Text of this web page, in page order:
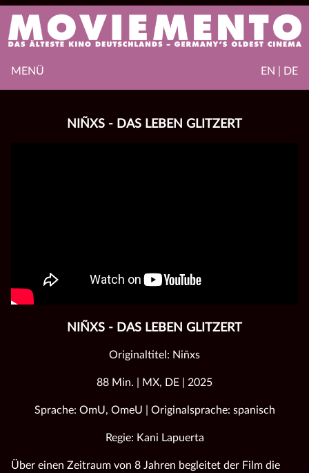
EN | DE
MENÜ
NIÑXS - DAS LEBEN GLITZERT
NIÑXS - DAS LEBEN GLITZERT
Originaltitel: Niñxs
88 Min. | MX, DE | 2025
Sprache: OmU, OmeU | Originalsprache: spanisch
Regie: Kani Lapuerta
Über einen Zeitraum von 8 Jahren begleitet der Film die